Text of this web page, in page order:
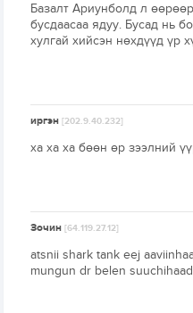
Базалт Ариунболд л
бусдаасаа ядуу. Бусад нь
хулгай хийсэн нөхдүүд үр
иргэн[202.9.40.232]
ха ха ха бөөн өр зээлний
Зочин[64.119.27.12]
atsnii shark tank eej
mungun dr belen suuchihaad